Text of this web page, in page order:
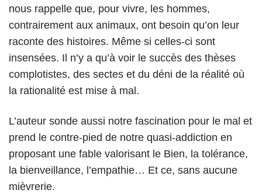
nous rappelle que, pour vivre, les hommes,
contrairement aux animaux, ont besoin qu’on leur
raconte des histoires. Même si celles-ci sont
insensées. Il n’y a qu’à voir le succès des thèses
complotistes, des sectes et du déni de la réalité où
la rationalité est mise à mal.
L’auteur sonde aussi notre fascination pour le mal et
prend le contre-pied de notre quasi-addiction en
proposant une fable valorisant le Bien, la tolérance,
la bienveillance, l’empathie… Et ce, sans aucune
mièvrerie.